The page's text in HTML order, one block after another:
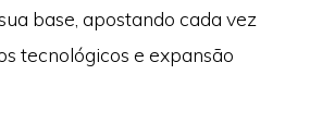
base, apostando cada vez
tecnológicos e expansão